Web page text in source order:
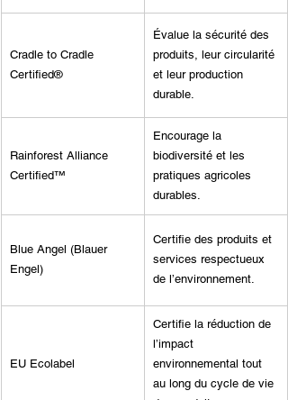
Cradle to Cradle
Certified®
Évalue la sécurité des
produits, leur circularité
et leur production
durable.
Rainforest Alliance
Certified™
Encourage la
biodiversité et les
pratiques agricoles
durables.
Blue Angel (Blauer
Engel)
Certifie des produits et
services respectueux
de l’environnement.
EU Ecolabel
Certifie la réduction de
l’impact
environnemental tout
au long du cycle de vie